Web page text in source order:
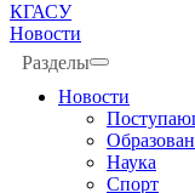
КГАСУ
Новости
Разделы
Новости
Наука
Спорт